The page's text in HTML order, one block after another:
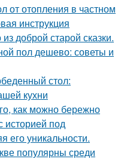
от отопления в частном
инструкция
доброй старой сказки.
пол дешево: советы и
стол:
кухни
как можно бережно
историей под
его уникальности.
популярны среди